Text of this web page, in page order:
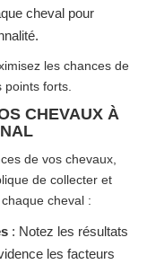
cheval pour
les chances de
forts.
CHEVAUX À
de vos chevaux,
de collecter et
cheval :
: Notez les résultats
les facteurs